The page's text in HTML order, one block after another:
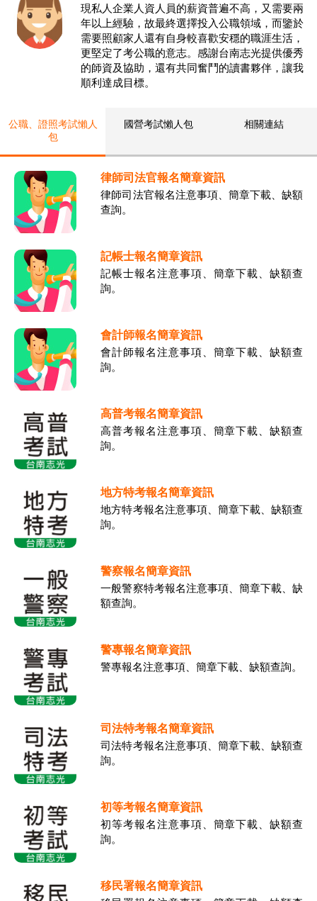
現私人企業人資人員的薪資普遍不高，又需要兩
年以上經驗，故最終選擇投入公職領域，而鑒於
需要照顧家人還有自身較喜歡安穩的職涯生活，
更堅定了考公職的意志。感謝台南志光提供優秀
的師資及協助，還有共同奮鬥的讀書夥伴，讓我
順利達成目標。
公職、證照考試懶人
包
國營考試懶人包 相關連結
律師司法官報名簡章資訊
律師司法官報名注意事項、簡章下載、缺額
查詢。
記帳士報名簡章資訊
記帳士報名注意事項、簡章下載、缺額查
詢。
會計師報名簡章資訊
會計師報名注意事項、簡章下載、缺額查
詢。
高普考報名簡章資訊
高普考報名注意事項、簡章下載、缺額查
詢。
地方特考報名簡章資訊
地方特考報名注意事項、簡章下載、缺額查
詢。
警察報名簡章資訊
一般警察特考報名注意事項、簡章下載、缺
額查詢。
警專報名簡章資訊
警專報名注意事項、簡章下載、缺額查詢。
司法特考報名簡章資訊
司法特考報名注意事項、簡章下載、缺額查
詢。
初等考報名簡章資訊
初等考報名注意事項、簡章下載、缺額查
詢。
移民署報名簡章資訊